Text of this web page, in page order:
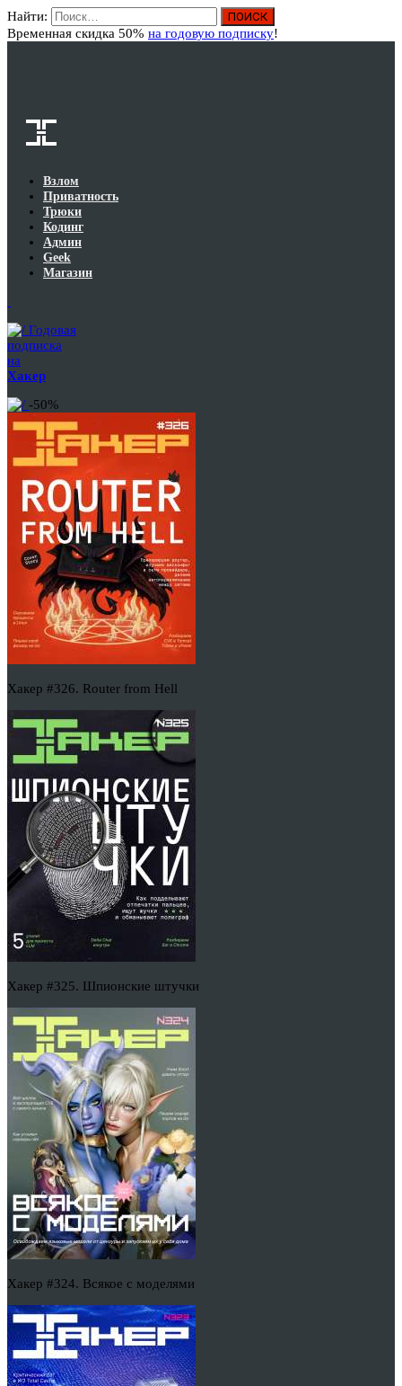
Найти:
Временная скидка 50% на годовую подписку!
Взлом
Приватность
Трюки
Кодинг
Админ
Geek
Магазин
Годовая
подписка
на
Хакер
-50%
Хакер #326. Router from Hell
Хакер #325. Шпионские штучки
Хакер #324. Всякое с моделями